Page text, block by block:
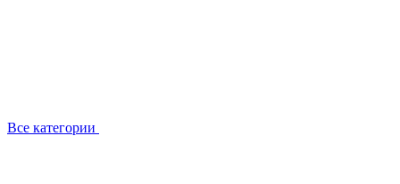
Все категории